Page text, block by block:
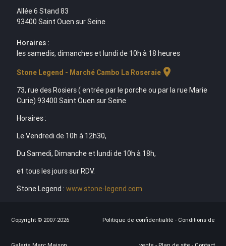
Allée 6 Stand 83
93400 Saint Ouen sur Seine
Horaires :
les samedis, dimanches et lundi de 10h à 18 heures
Stone Legend - Marché Cambo La Roseraielocation_on
73, rue des Rosiers ( entrée par le porche ou par la rue Marie
Curie) 93400 Saint Ouen sur Seine
Horaires :
Le Vendredi de 10h à 12h30,
Du Samedi, Dimanche et lundi de 10h à 18h,
et tous les jours sur RDV.
Stone Legend : www.stone-legend.com
Copyright © 2007-2026 Politique de confidentialité - Conditions de